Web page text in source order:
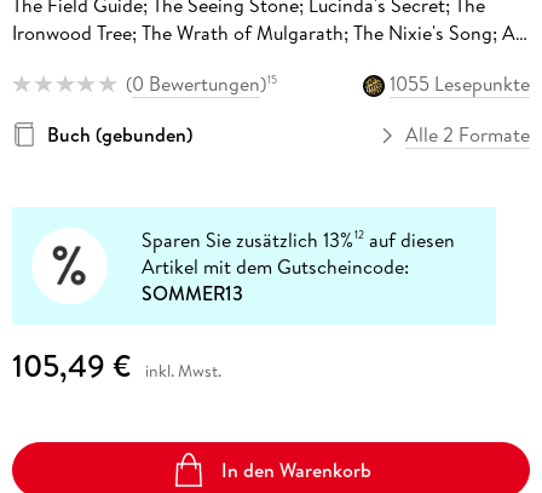
Ironwood Tree; The Wrath of Mulgarath; The Nixie's Song; A
(0 Bewertungen)15
1055 Lesepunkte
Buch (gebunden)
Alle 2 Formate
Sparen Sie zusätzlich 13%12 auf diesen
Artikel mit dem Gutscheincode:
SOMMER13
105,49 € inkl. Mwst.
In den Warenkorb